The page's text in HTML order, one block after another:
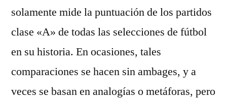
solamente mide la puntuación de los partidos
clase «A» de todas las selecciones de fútbol
en su historia. En ocasiones, tales
comparaciones se hacen sin ambages, y a
veces se basan en analogías o metáforas, pero